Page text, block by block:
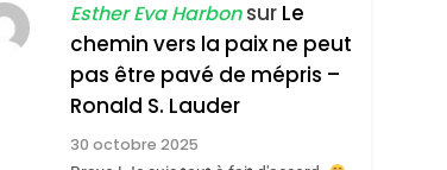
POURQUOI JE
REVENDIQUE MA
JUDAÏTE Par Thérèse
Zrihen-Dvir
ISRAÉL JUDAISME
CE QUI NOUS
MANQUE – Jacques
Esther Eva Harbonsur Le
chemin vers la paix ne peut
pas être pavé de mépris –
Ronald S. Lauder
30 octobre 2025